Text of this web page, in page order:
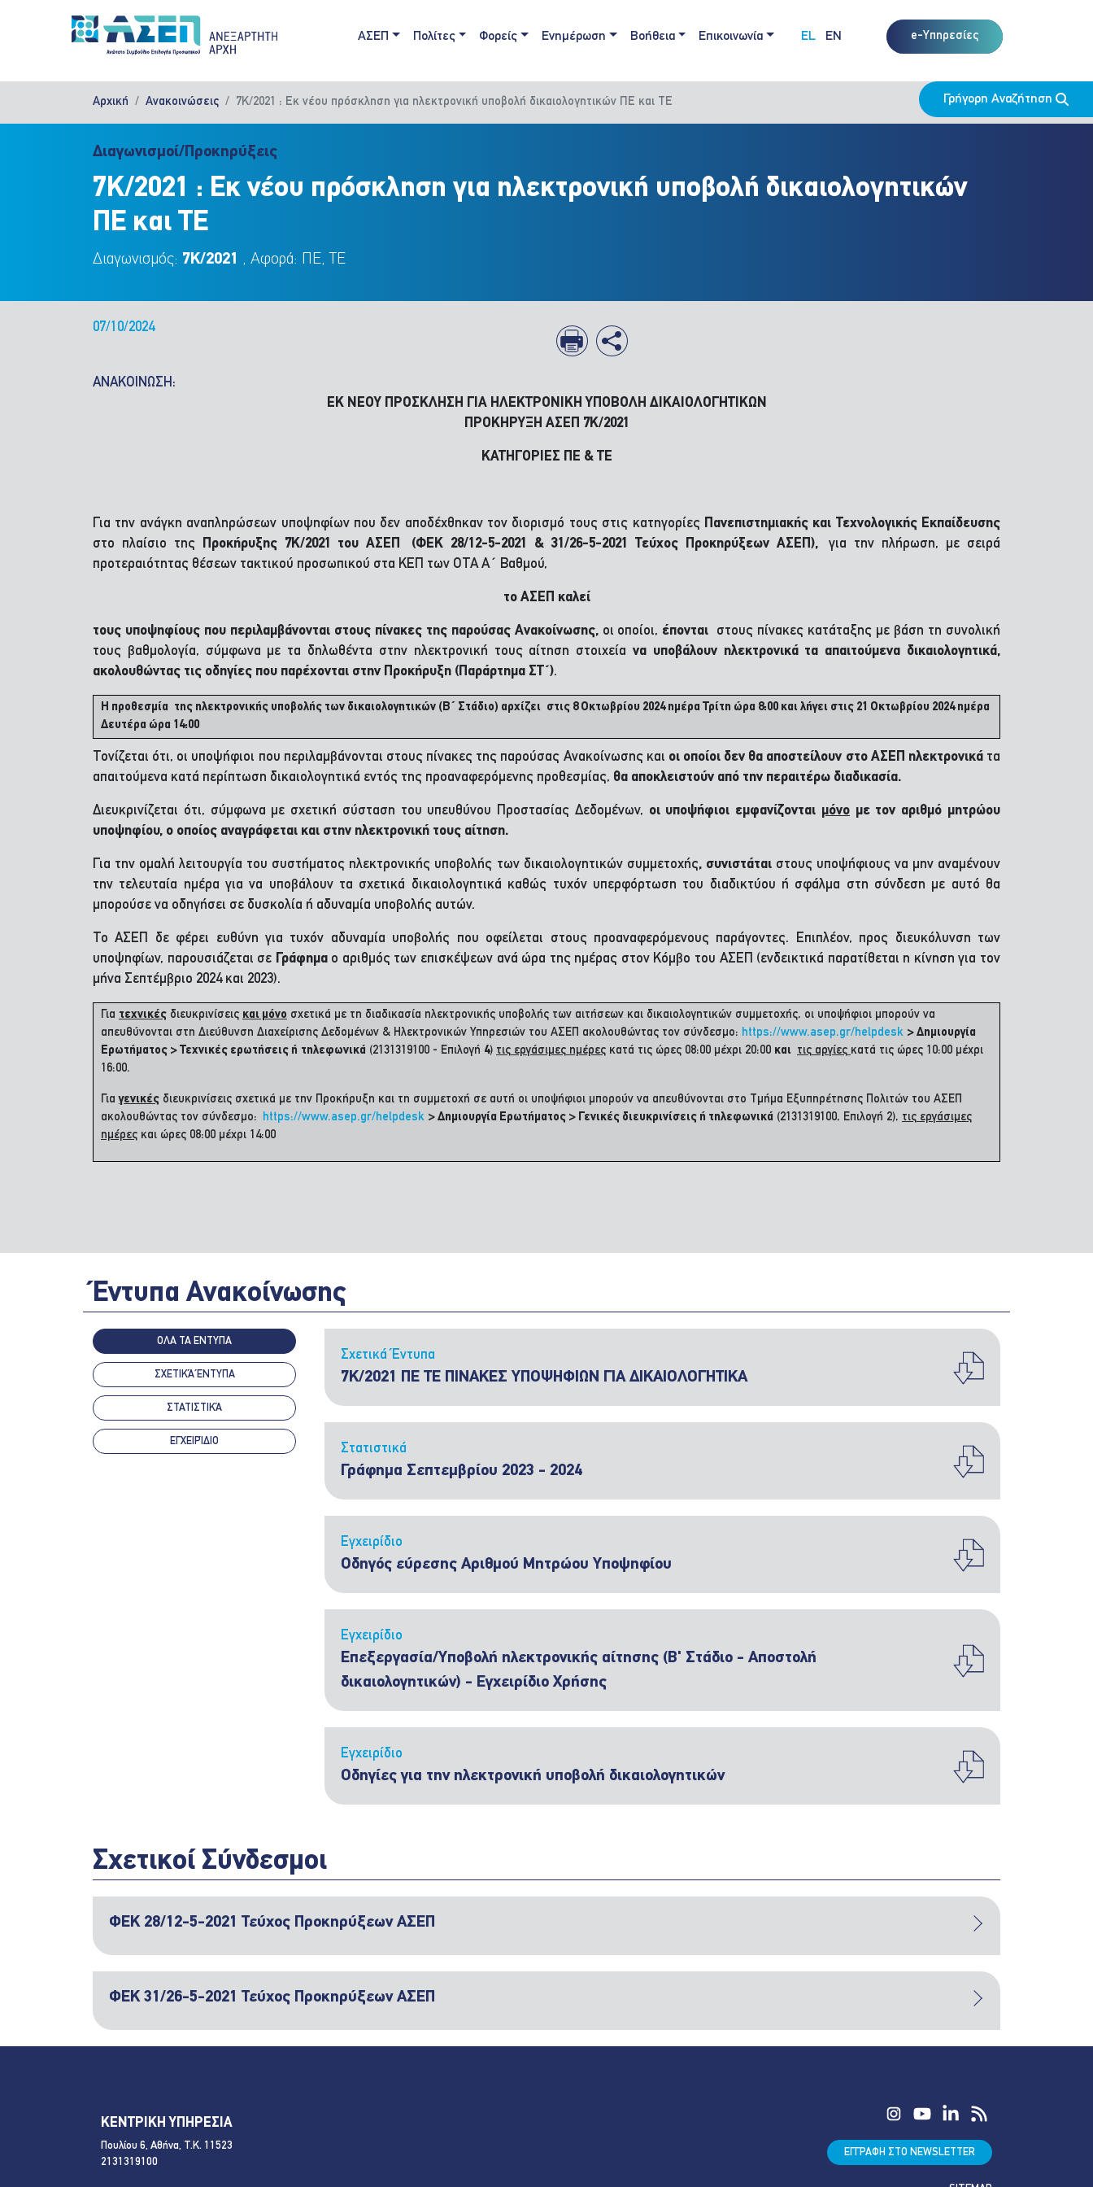
Main navigation
ΑΣΕΠ Πολίτες Φορείς Ενημέρωση Βοήθεια Επικοινωνία EL EN e-Υπηρεσίες
Αρχική Ανακοινώσεις 7Κ/2021 : Εκ νέου πρόσκληση για ηλεκτρονική υποβολή δικαιολογητικών ΠΕ και ΤΕ Γρήγορη Αναζήτηση
Διαγωνισμοί/Προκηρύξεις
7Κ/2021 : Εκ νέου πρόσκληση για ηλεκτρονική υποβολή δικαιολογητικών
ΠΕ και ΤΕ
Διαγωνισμός: 7Κ/2021 , Αφορά: ΠΕ, ΤΕ
07/10/2024
ΑΝΑΚΟΙΝΩΣΗ:
ΕΚ ΝΕΟΥ ΠΡΟΣΚΛΗΣΗ ΓΙΑ ΗΛΕΚΤΡΟΝΙΚΗ ΥΠΟΒΟΛΗ ΔΙΚΑΙΟΛΟΓΗΤΙΚΩΝ
ΠΡΟΚΗΡΥΞΗ ΑΣΕΠ 7Κ/2021
ΚΑΤΗΓΟΡΙΕΣ ΠΕ & ΤΕ
Για την ανάγκη αναπληρώσεων υποψηφίων που δεν αποδέχθηκαν τον διορισμό τους στις κατηγορίες Πανεπιστημιακής και Τεχνολογικής Εκπαίδευσης
στο πλαίσιο της
Προκήρυξης 7Κ/2021 του ΑΣΕΠ (ΦΕΚ 28/12-5-2021 & 31/26-5-2021 Τεύχος Προκηρύξεων ΑΣΕΠ),για την πλήρωση, με σειρά
προτεραιότητας θέσεων τακτικού προσωπικού στα ΚΕΠ των ΟΤΑ Α΄ Βαθμού,
το ΑΣΕΠ καλεί
τους υποψηφίους που περιλαμβάνονται στους πίνακες της παρούσας Ανακοίνωσης,οι οποίοι, έπονται στους πίνακες κατάταξης με βάση τη συνολική
τους βαθμολογία, σύμφωνα με τα δηλωθέντα στην ηλεκτρονική τους αίτηση στοιχεία να υποβάλουν ηλεκτρονικά τα απαιτούμενα δικαιολογητικά,
ακολουθώντας τις οδηγίες που παρέχονται στην Προκήρυξη (Παράρτημα ΣΤ΄).
Η προθεσμία της ηλεκτρονικής υποβολής των δικαιολογητικών (Β΄ Στάδιο) αρχίζει στις 8 Οκτωβρίου 2024 ημέρα Τρίτη ώρα 8:00 και λήγει στις 21 Οκτωβρίου 2024 ημέρα
Δευτέρα ώρα 14:00
Τονίζεται ότι, οι υποψήφιοι που περιλαμβάνονται στους πίνακες της παρούσας Ανακοίνωσης και οι οποίοι δεν θα αποστείλουν στο ΑΣΕΠ ηλεκτρονικάτα
απαιτούμενα κατά περίπτωση δικαιολογητικά εντός της προαναφερόμενης προθεσμίας, θα αποκλειστούν από την περαιτέρω διαδικασία.
Διευκρινίζεται ότι, σύμφωνα με σχετική σύσταση του υπευθύνου Προστασίας Δεδομένων, οι υποψήφιοι εμφανίζονται μόνομε τον αριθμό μητρώου
υποψηφίου, ο οποίος αναγράφεται και στην ηλεκτρονική τους αίτηση.
Για την ομαλή λειτουργία του συστήματος ηλεκτρονικής υποβολής των δικαιολογητικών συμμετοχής, συνιστάταιστους υποψήφιους να μην αναμένουν
την τελευταία ημέρα για να υποβάλουν τα σχετικά δικαιολογητικά καθώς τυχόν υπερφόρτωση του διαδικτύου ή σφάλμα στη σύνδεση με αυτό θα
μπορούσε να οδηγήσει σε δυσκολία ή αδυναμία υποβολής αυτών.
Το ΑΣΕΠ δε φέρει ευθύνη για τυχόν αδυναμία υποβολής που οφείλεται στους προαναφερόμενους παράγοντες. Επιπλέον, προς διευκόλυνση των
υποψηφίων, παρουσιάζεται σε Γράφημαο αριθμός των επισκέψεων ανά ώρα της ημέρας στον Κόμβο του ΑΣΕΠ (ενδεικτικά παρατίθεται η κίνηση για τον
μήνα Σεπτέμβριο 2024 και 2023).
Για τεχνικές διευκρινίσεις και μόνο σχετικά με τη διαδικασία ηλεκτρονικής υποβολής των αιτήσεων και δικαιολογητικών συμμετοχής, οι υποψήφιοι μπορούν να
απευθύνονται στη Διεύθυνση Διαχείρισης Δεδομένων & Ηλεκτρονικών Υπηρεσιών του ΑΣΕΠ ακολουθώντας τον σύνδεσμο: https://www.asep.gr/helpdesk > Δημιουργία
Ερωτήματος > Τεχνικές ερωτήσεις ή τηλεφωνικά (2131319100 - Επιλογή 4) τις εργάσιμες ημέρες κατά τις ώρες 08:00 μέχρι 20:00 και τις αργίες κατά τις ώρες 10:00 μέχρι
16:00.
Γιαγενικές διευκρινίσεις σχετικά με την Προκήρυξη και τη συμμετοχή σε αυτή οι υποψήφιοι μπορούν να απευθύνονται στο Τμήμα Εξυπηρέτησης Πολιτών του ΑΣΕΠ
ακολουθώντας τον σύνδεσμο: https://www.asep.gr/helpdesk > Δημιουργία Ερωτήματος > Γενικές διευκρινίσεις ή τηλεφωνικά (2131319100, Επιλογή 2), τις εργάσιμες
ημέρες και ώρες 08:00 μέχρι 14:00
Έντυπα Ανακοίνωσης
ΟΛΑ ΤΑ ΕΝΤΥΠΑ
ΣΧΕΤΙΚΆ ΈΝΤΥΠΑ
ΣΤΑΤΙΣΤΙΚΆ
ΕΓΧΕΙΡΊΔΙΟ
Σχετικά Έντυπα
7Κ/2021 ΠΕ ΤΕ ΠΙΝΑΚΕΣ ΥΠΟΨΗΦΙΩΝ ΓΙΑ ΔΙΚΑΙΟΛΟΓΗΤΙΚΑ
Στατιστικά
Γράφημα Σεπτεμβρίου 2023 - 2024
Εγχειρίδιο
Οδηγός εύρεσης Αριθμού Μητρώου Υποψηφίου
Εγχειρίδιο
Επεξεργασία/Υποβολή ηλεκτρονικής αίτησης (Β' Στάδιο - Αποστολή
δικαιολογητικών) - Εγχειρίδιο Χρήσης
Εγχειρίδιο
Οδηγίες για την ηλεκτρονική υποβολή δικαιολογητικών
Σχετικοί Σύνδεσμοι
ΦΕΚ 28/12-5-2021 Τεύχος Προκηρύξεων ΑΣΕΠ
ΦΕΚ 31/26-5-2021 Τεύχος Προκηρύξεων ΑΣΕΠ
ΚΕΝΤΡΙΚΗ ΥΠΗΡΕΣΙΑ
Πουλίου 6, Αθήνα, Τ.Κ. 11523
2131319100
ΕΓΓΡΑΦΗ ΣΤΟ NEWSLETTER